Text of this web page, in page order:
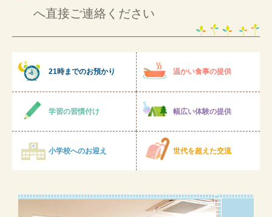
へ直接ご連絡ください
21時までのお預かり 温かい食事の提供
学習の習慣付け 幅広い体験の提供
小学校へのお迎え 世代を超えた交流